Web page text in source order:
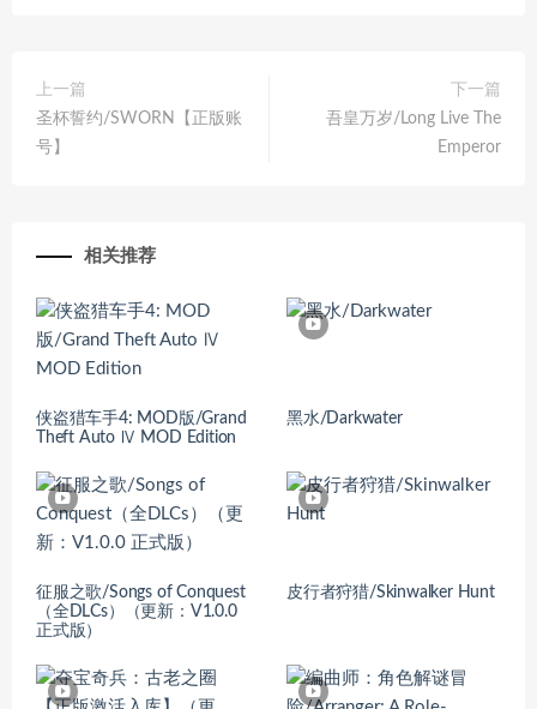
上一篇
圣杯誓约/SWORN【正版账
号】
下一篇
吾皇万岁/Long Live The
Emperor
相关推荐
侠盗猎车手4: MOD版/Grand
Theft Auto Ⅳ MOD Edition
黑水/Darkwater
征服之歌/Songs of Conquest
（全DLCs）（更新：V1.0.0
正式版）
皮行者狩猎/Skinwalker Hunt